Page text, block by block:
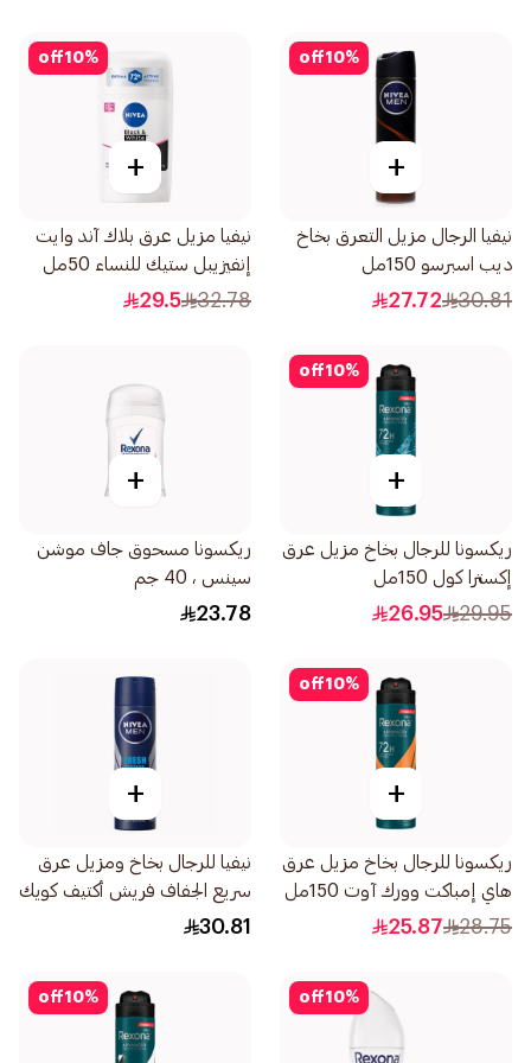
10%
off
+
نيفيا الرجال مزيل التعرق بخاخ
ديب اسبرسو 150مل
30.81
27.72
10%
off
+
نيفيا مزيل عرق بلاك آند وايت
إنفيزيبل ستيك للنساء 50مل
32.78
29.5
10%
off
+
ريكسونا للرجال بخاخ مزيل عرق
إكسترا كول 150مل
29.95
26.95
+
ريكسونا مسحوق جاف موشن
سينس ، 40 جم
23.78
10%
off
+
ريكسونا للرجال بخاخ مزيل عرق
هاي إمباكت وورك آوت 150مل
28.75
25.87
+
نيفيا للرجال بخاخ ومزيل عرق
سريع الجفاف فريش أكتيف كويك
دراي 150مل
30.81
10%
off
10%
off